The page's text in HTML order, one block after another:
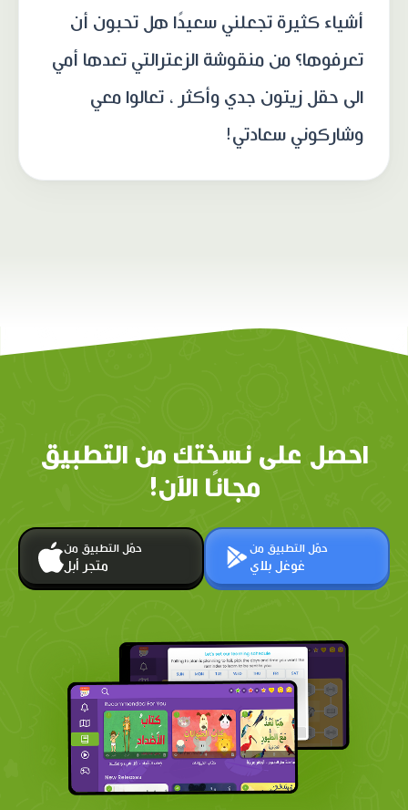
أشياء كثيرة تجعلني سعيدًا هل تحبون أن
تعرفوها؟ من منقوشة الزعترالتي تعدها أمي
الى حقل زيتون جدي وأكثر ، تعالوا معي
وشاركوني سعادتي!
احصل على نسختك من التطبيق
مجانًا الآن!
حمّل التطبيق من
متجر أبل
حمّل التطبيق من
غوغل بلاي